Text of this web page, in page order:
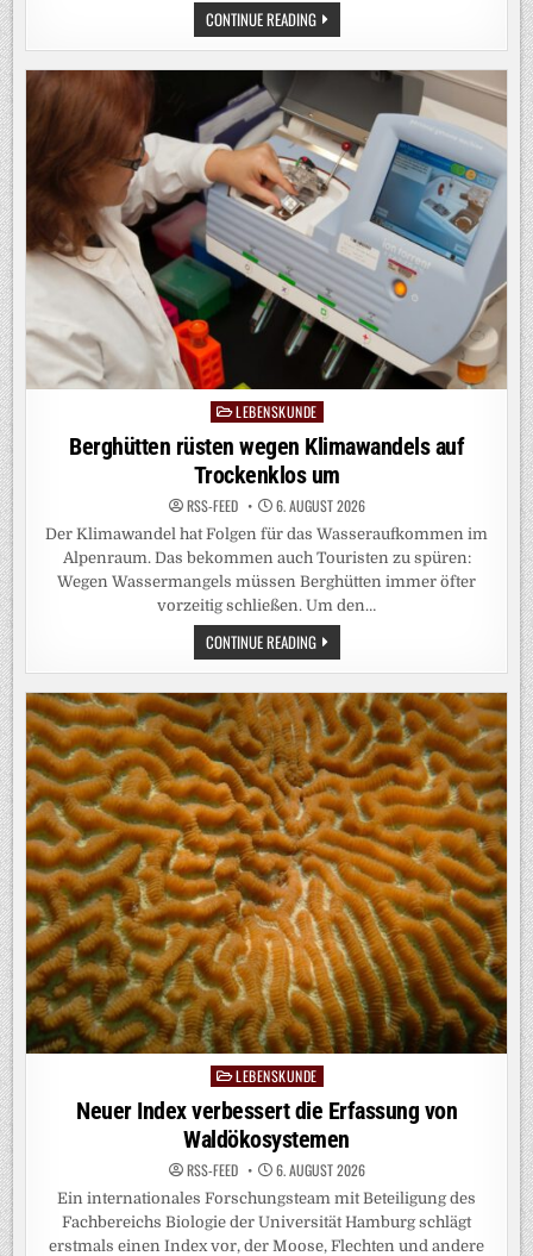
CONTINUE READINGINVEST4NATURE-
TOOLBOX
BIETET
ENTSCHEIDUNGSHILFE
NATURBASIERTE
LÖSUNGEN
PostedLEBENSKUNDE
Berghütten rüsten wegen Klimawandels auf
Trockenklos um
RSS-FEED 6. AUGUST 2026
Der Klimawandel hat Folgen für das Wasseraufkommen im
Alpenraum. Das bekommen auch Touristen zu spüren:
Wegen Wassermangels müssen Berghütten immer öfter
vorzeitig schließen. Um den…
CONTINUE READINGBERGHÜTTEN
RÜSTEN
WEGEN
AUF
TROCKENKLOS
UM
Posted
in
LEBENSKUNDE
Neuer Index verbessert die Erfassung von
Waldökosystemen
RSS-FEED 6. AUGUST 2026
Ein internationales Forschungsteam mit Beteiligung des
Fachbereichs Biologie der Universität Hamburg schlägt
erstmals einen Index vor, der Moose, Flechten und andere